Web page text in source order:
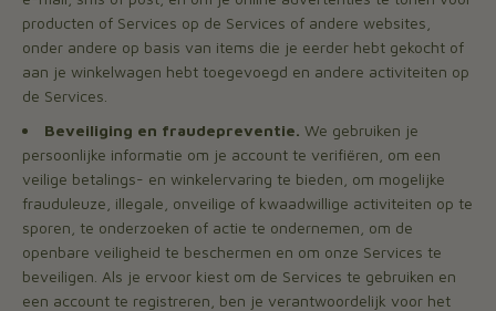
producten of Services op de Services of andere websites,
onder andere op basis van items die je eerder hebt gekocht of
aan je winkelwagen hebt toegevoegd en andere activiteiten op
de Services.
Beveiliging en fraudepreventie. We gebruiken je
persoonlijke informatie om je account te verifiëren, om een
veilige betalings- en winkelervaring te bieden, om mogelijke
frauduleuze, illegale, onveilige of kwaadwillige activiteiten op te
sporen, te onderzoeken of actie te ondernemen, om de
openbare veiligheid te beschermen en om onze Services te
beveiligen. Als je ervoor kiest om de Services te gebruiken en
een account te registreren, ben je verantwoordelijk voor het